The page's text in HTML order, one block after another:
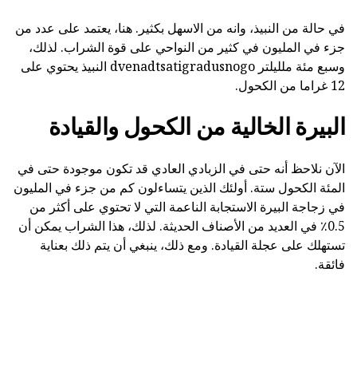
في حالة من النبيذ، وانه من الاسهل بكثير. هنا، يعتمد على عدد من
جزء في المليون في كثير من النواحي على قوة الشراب. لذلك،
وسبع مئة ملليلتر dvenadtsatigradusnogo النبيذ يحتوي على
12 غراما من الكحول.
البيرة الخالية من الكحول والقيادة
الآن نلاحظ أنه حتى في الزبادي العادي قد تكون موجودة حتى في
المئة الكحول ستة. أولئك الذين يتساءلون كم من جزء في المليون
في زجاجة البيرة الاستجابة الناعمة التي لا تحتوي على أكثر من
0.5٪ في العديد من الأصناف الحديثة. لذلك، هذا الشراب يمكن أن
تستهلك على عجلة القيادة. ومع ذلك، ينبغي أن يتم ذلك بعناية
فائقة.